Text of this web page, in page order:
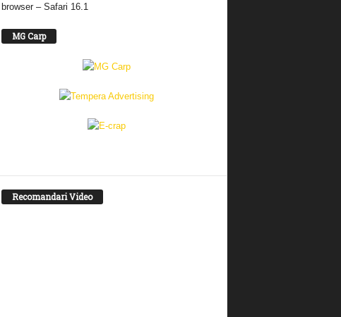
browser – Safari 16.1
MG Carp
Recomandari Video